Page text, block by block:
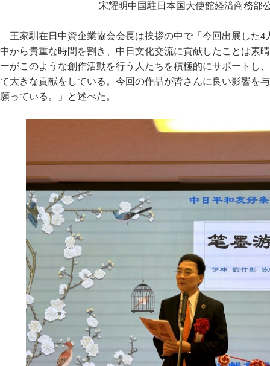
宋耀明中国駐日本国大使館経済商務部
王家馴在日中資企業協会会長は挨拶の中で「今回出展した
中から貴重な時間を割き、中日文化交流に貢献したことは素
ーがこのような創作活動を行う人たちを積極的にサポートし
て大きな貢献をしている。今回の作品が皆さんに良い影響を
願っている。」と述べた。